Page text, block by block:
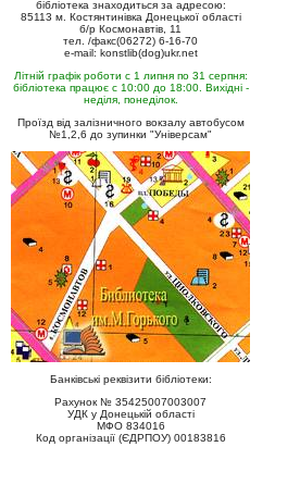
бібліотека знаходиться за адресою:
85113 м. Костянтинівка Донецької області
б/р Космонавтів, 11
тел. /факс(06272) 6-16-70
e-mail: konstlib(dog)ukr.net
Літній графік роботи с 1 липня по 31 серпня:
бібліотека працює с 10:00 до 18:00. Вихідні -
неділя, понеділок.
Проїзд від залізничного вокзалу автобусом
№1,2,6 до зупинки "Універсам"
Банківські реквізити бібліотеки:
Рахунок № 35425007003007
УДК у Донецькій області
МФО 834016
Код організації (ЄДРПОУ) 00183816